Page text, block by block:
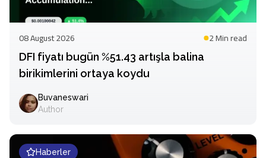
08 August 2026 2 Minread
DFI fiyatı bugün %51.43 artışla balina
birikimlerini ortaya koydu
Buvaneswari
Author
Haberler